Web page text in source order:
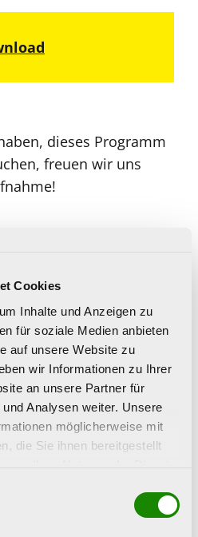
Cookies
Inhalte und Anzeigen zu
für soziale Medien anbieten
auf unsere Website zu
wir Informationen zu Ihrer
an unsere Partner für
Analysen weiter. Unsere
möglicherweise mit
die Sie ihnen bereitgestellt
dieses Programm
freuen wir uns